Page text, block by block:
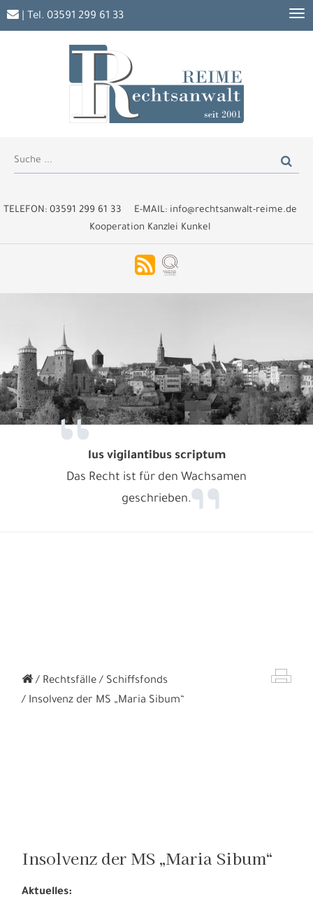
TELEFON: 03591 299 61 33 E-MAIL: info@rechtsanwalt-reime.de
Kooperation Kanzlei Kunkel
| Tel. 03591 299 61 33
lus vigilantibus scriptum
Das Recht ist für den Wachsamen
geschrieben.
Rechtsfälle
Schiffsfonds
Insolvenz der MS „Maria Sibum“
Insolvenz der MS „Maria Sibum“
Aktuelles: